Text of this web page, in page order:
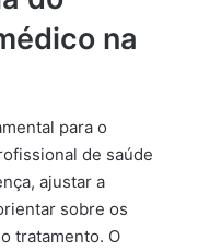
na
para o
de saúde
ajustar a
sobre os
tratamento. O